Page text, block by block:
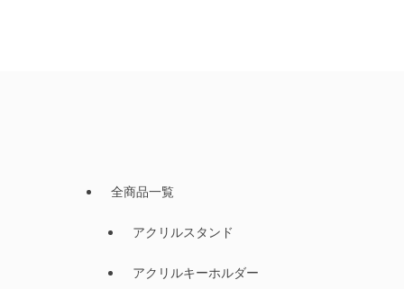
全商品一覧
アクリルスタンド
アクリルキーホルダー